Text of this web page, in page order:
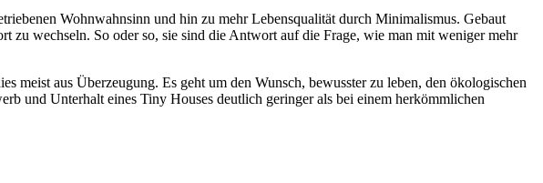
Wohnwahnsinn und hin zu mehr Lebensqualität durch Minimalismus. Gebaut
zu wechseln. So oder so, sie sind die Antwort auf die Frage, wie man mit weniger mehr
meist aus Überzeugung. Es geht um den Wunsch, bewusster zu leben, den ökologischen
und Unterhalt eines Tiny Houses deutlich geringer als bei einem herkömmlichen